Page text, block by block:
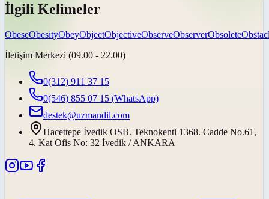
İlgili Kelimeler
ObeseObesityObeyObjectObjectiveObserveObserverObsolete
İletişim Merkezi (09.00 - 22.00)
0(312) 911 37 15
0(546) 855 07 15 (WhatsApp)
destek@uzmandil.com
Hacettepe İvedik OSB. Teknokenti 1368. Cadde No.61,
4. Kat Ofis No: 32 İvedik / ANKARA